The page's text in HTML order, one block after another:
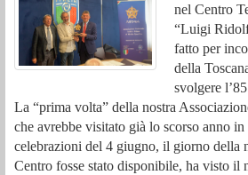
nel Centro
“Luigi
fatto per
della
svolgere
La “prima volta” della nostra
che avrebbe visitato già lo scorso anno
celebrazioni del 4 giugno, il giorno della
Centro fosse stato disponibile, ha visto il